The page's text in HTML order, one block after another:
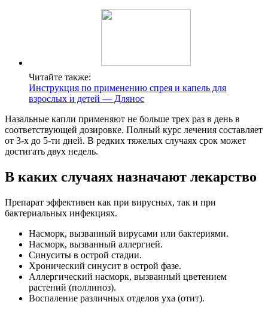
Читайте также:
Инструкция по применению спрея и капель для
взрослых и детей — Длянос
Назальные капли применяют не больше трех раз в день в
соответствующей дозировке. Полный курс лечения составляет
от 3-х до 5-ти дней. В редких тяжелых случаях срок может
достигать двух недель.
В каких случаях назначают лекарство
Препарат эффективен как при вирусных, так и при
бактериальных инфекциях.
Насморк, вызванный вирусами или бактериями.
Насморк, вызванный аллергией.
Синуситы в острой стадии.
Хронический синусит в острой фазе.
Аллергический насморк, вызванный цветением
растений (поллиноз).
Воспаление различных отделов уха (отит).